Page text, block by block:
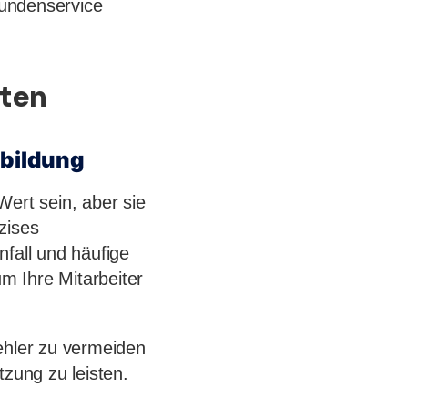
sein, aber sie
und häufige
Ihre Mitarbeiter
zu vermeiden
zu leisten.